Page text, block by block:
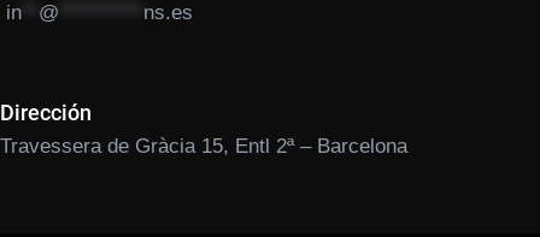
in @ ns.es
Dirección
Travessera de Gràcia 15, Entl 2ª – Barcelona